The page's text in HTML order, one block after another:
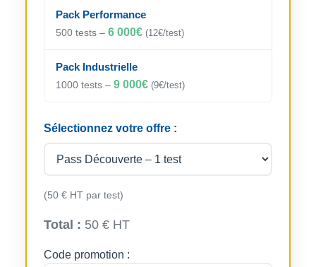
Pack Performance
500 tests – 6 000€ (12€/test)
Pack Industrielle
1000 tests – 9 000€ (9€/test)
Sélectionnez votre offre :
(50 € HT par test)
Total : 50 € HT
Code promotion :